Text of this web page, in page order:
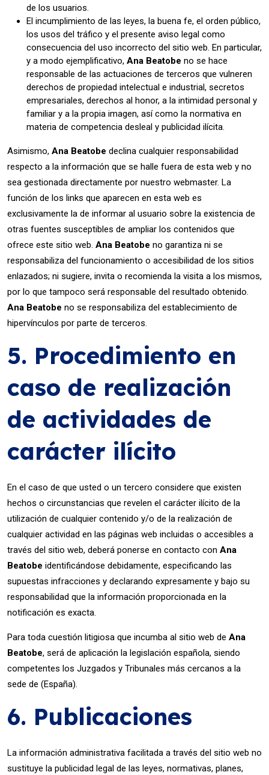
de los usuarios.
El incumplimiento de las leyes, la buena fe, el orden público,
los usos del tráfico y el presente aviso legal como
consecuencia del uso incorrecto del sitio web. En particular,
y a modo ejemplificativo, Ana Beatobe no se hace
responsable de las actuaciones de terceros que vulneren
derechos de propiedad intelectual e industrial, secretos
empresariales, derechos al honor, a la intimidad personal y
familiar y a la propia imagen, así como la normativa en
materia de competencia desleal y publicidad ilícita.
Asimismo, Ana Beatobe declina cualquier responsabilidad
respecto a la información que se halle fuera de esta web y no
sea gestionada directamente por nuestro webmaster. La
función de los links que aparecen en esta web es
exclusivamente la de informar al usuario sobre la existencia de
otras fuentes susceptibles de ampliar los contenidos que
ofrece este sitio web. Ana Beatobe no garantiza ni se
responsabiliza del funcionamiento o accesibilidad de los sitios
enlazados; ni sugiere, invita o recomienda la visita a los mismos,
por lo que tampoco será responsable del resultado obtenido.
Ana Beatobe no se responsabiliza del establecimiento de
hipervínculos por parte de terceros.
5. Procedimiento en
caso de realización
de actividades de
carácter ilícito
En el caso de que usted o un tercero considere que existen
hechos o circunstancias que revelen el carácter ilícito de la
utilización de cualquier contenido y/o de la realización de
cualquier actividad en las páginas web incluidas o accesibles a
través del sitio web, deberá ponerse en contacto con Ana
Beatobe identificándose debidamente, especificando las
supuestas infracciones y declarando expresamente y bajo su
responsabilidad que la información proporcionada en la
notificación es exacta.
Para toda cuestión litigiosa que incumba al sitio web de Ana
Beatobe, será de aplicación la legislación española, siendo
competentes los Juzgados y Tribunales más cercanos a la
sede de (España).
6. Publicaciones
La información administrativa facilitada a través del sitio web no
sustituye la publicidad legal de las leyes, normativas, planes,